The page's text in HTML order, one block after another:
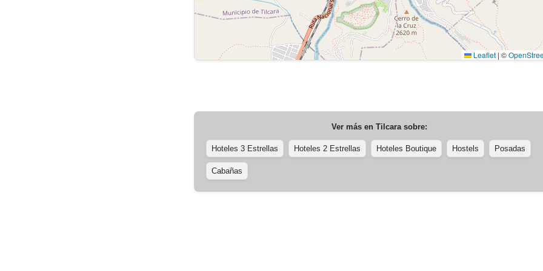
Leaflet | ©
Ver más en Tilcarasobre:
Hoteles 3 Estrellas Hoteles 2 Estrellas Hoteles Boutique Hostels Posadas
Cabañas